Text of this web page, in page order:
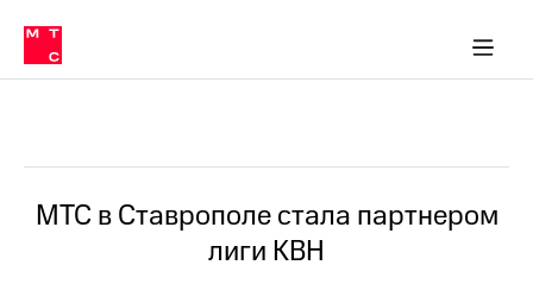
Медиа-центр
и акционерам
Устойчивое развитие
Комплаенс и деловая этика
компании
Карьера
История
в МТС
Пресс-
релизы
МТС в Ставрополе стала партнером
лиги КВН